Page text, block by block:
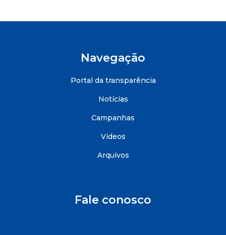
Navegação
Portal da transparência
Notícias
Campanhas
Videos
Arquivos
Fale conosco